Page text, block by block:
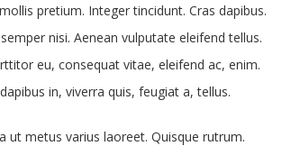
pretium. Integer tincidunt. Cras dapibus.
nisi. Aenean vulputate eleifend tellus.
eu, consequat vitae, eleifend ac, enim.
in, viverra quis, feugiat a, tellus.
ut metus varius laoreet. Quisque rutrum.